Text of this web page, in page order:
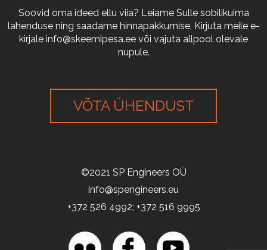
Soovid oma ideed ellu viia? Leiame Sulle sobilikuima
lahenduse ning saadame hinnapakkumise. Kirjuta meile e-
kirjale info@skeemipesa.ee või vajuta allpool olevale
nupule.
VÕTA ÜHENDUST
©2021 SP Engineers OÜ
info@spengineers.eu
+372 526 4992; +372 516 9995